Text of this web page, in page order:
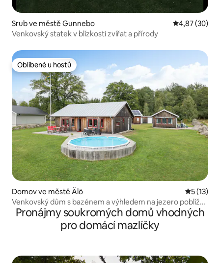
Srub ve městě Gunnebo Průměrné
4,87 (30)
Venkovský statek v blízkosti zvířat a přírody
Oblíbené u hostů
Oblíbené u hostů
Domov ve městě Älö
5 (13)
Venkovský dům s bazénem a výhledem na jezero poblíž
Vimmerby
Pronájmy soukromých domů vhodných
pro domácí mazlíčky